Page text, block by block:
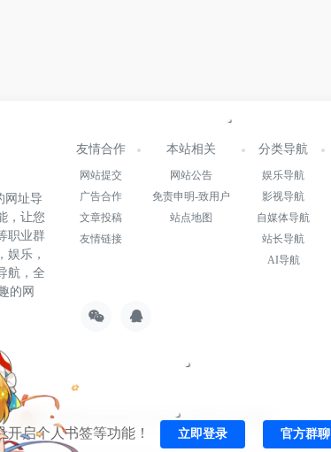
网址导
，让您
职业群
娱乐，
航，全
的网
友情合作
网站提交
广告合作
文章投稿
友情链接
本站相关
网站公告
免责申明-致用户
站点地图
分类导航
娱乐导航
影视导航
自媒体导航
站长导航
AI导航
1 粤公网安备44010602012197号由OneNav强力驱动
开启个人书签等功能！ 立即登录 官方群聊